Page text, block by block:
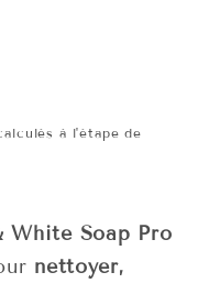
à l'étape de
White Soap Pro
nettoyer,